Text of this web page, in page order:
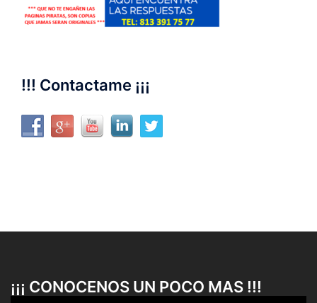
!!! Contactame ¡¡¡
¡¡¡ CONOCENOS UN POCO MAS !!!